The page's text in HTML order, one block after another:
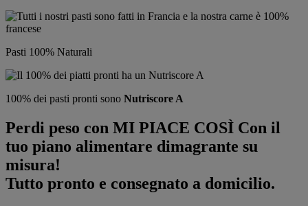
Pasti 100% Naturali
100% dei pasti pronti sono Nutriscore A
Perdi peso con MI PIACE COSÌ Con il
tuo piano alimentare dimagrante su
misura!
Tutto pronto e consegnato a domicilio.